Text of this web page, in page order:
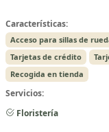
Características:
Acceso para sillas de
Tarjetas de crédito
Recogida en tienda
Servicios:
Floristería